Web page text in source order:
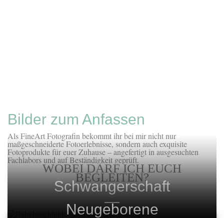
Bilder zum Anfassen
Als FineArt Fotografin bekommt ihr bei mir nicht nur
maßgeschneiderte Fotoerlebnisse, sondern auch exquisite
Fotoprodukte für euer Zuhause – angefertigt in ausgesuchten
Fachlabors und auf Beständigkeit geprüft.
WOBEI DARF ICH EUCH
BEGLEITEN?
Schwangerschaft
Neugeborene